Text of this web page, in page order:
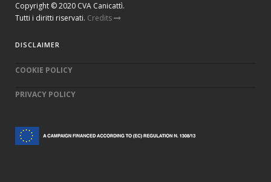
Copyright © 2020 CVA Canicattì.
Tutti i diritti riservati. Credits
DISCLAIMER
COOKIE POLICY
PRIVACY POLICY